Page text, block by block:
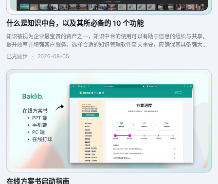
什么是知识中台，以及其所必备的 10 个功能
知识被视为企业最宝贵的资产之一，知识中台的使用可以有助于信息的组织与共享，
提升效率并增强客户服务。选择合适的知识管理软件至关重要，应确保其具备强大的
搜索引擎、问答引擎以及报告分析和反馈功能，这些特点将提升团队的协作与生产
巴克励步 · 2026-08-05
在线方案书启动指南